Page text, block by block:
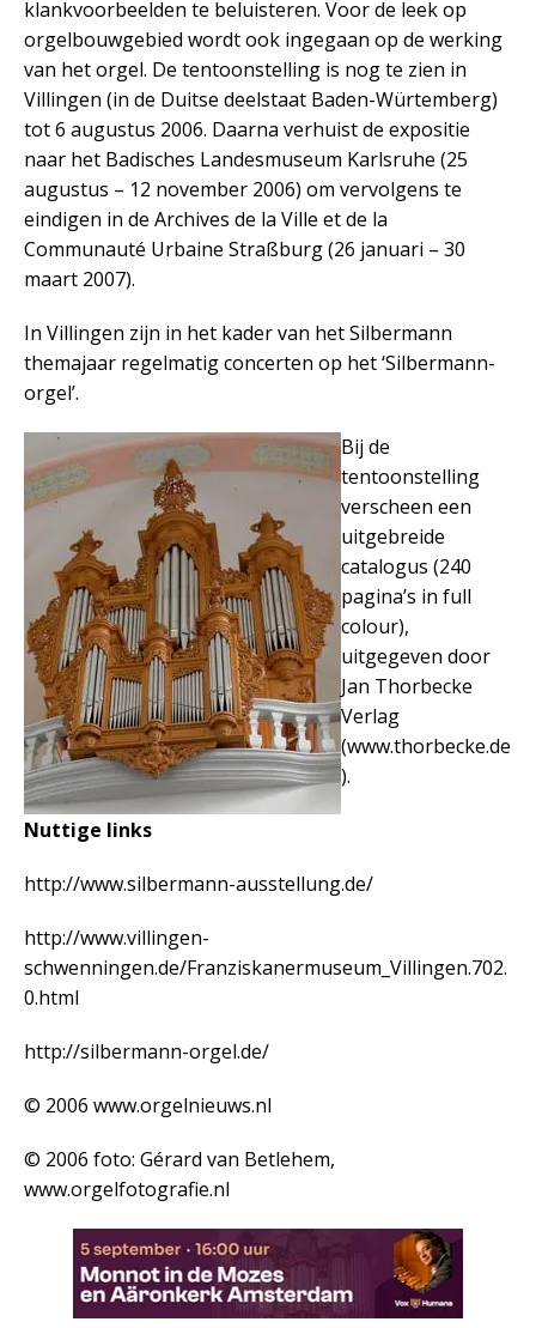
klankvoorbeelden te beluisteren. Voor de leek op
orgelbouwgebied wordt ook ingegaan op de werking
van het orgel. De tentoonstelling is nog te zien in
Villingen (in de Duitse deelstaat Baden-Würtemberg)
tot 6 augustus 2006. Daarna verhuist de expositie
naar het Badisches Landesmuseum Karlsruhe (25
augustus – 12 november 2006) om vervolgens te
eindigen in de Archives de la Ville et de la
Communauté Urbaine Straßburg (26 januari – 30
maart 2007).
In Villingen zijn in het kader van het Silbermann
themajaar regelmatig concerten op het ‘Silbermann-
orgel’.
Bij de
tentoonstelling
verscheen een
uitgebreide
catalogus (240
pagina’s in full
colour),
uitgegeven door
Jan Thorbecke
Verlag
(www.thorbecke.de
).
Nuttige links
http://www.silbermann-ausstellung.de/
http://www.villingen-
schwenningen.de/Franziskanermuseum_Villingen.702.
0.html
http://silbermann-orgel.de/
© 2006 www.orgelnieuws.nl
© 2006 foto: Gérard van Betlehem,
www.orgelfotografie.nl